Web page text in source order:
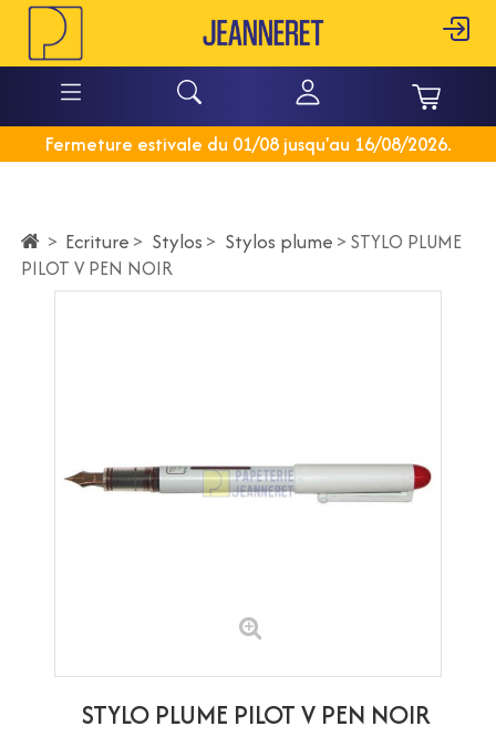
Fermeture estivale du 01/08 jusqu'au 16/08/2026.
> Ecriture > Stylos > Stylos plume >STYLO PLUME
PILOT V PEN NOIR
STYLO PLUME PILOT V PEN NOIR